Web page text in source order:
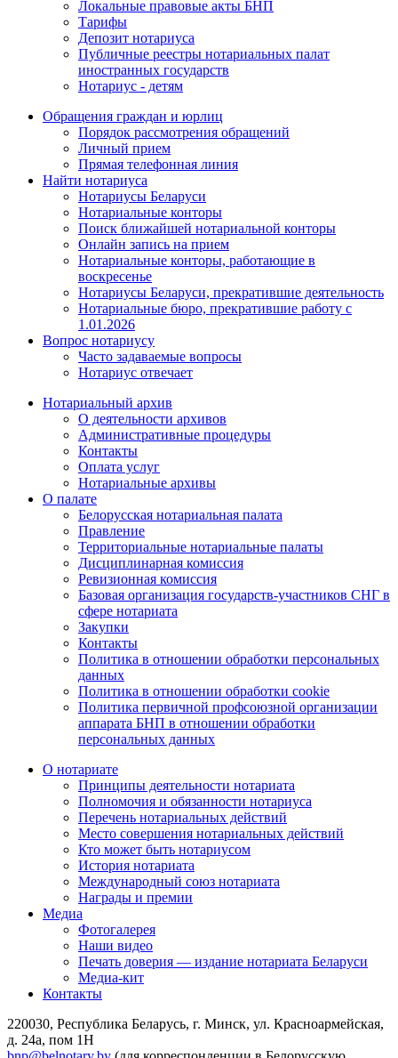
Локальные правовые акты БНП
Тарифы
Депозит нотариуса
Публичные реестры нотариальных палат
иностранных государств
Нотариус - детям
Обращения граждан и юрлиц
Порядок рассмотрения обращений
Личный прием
Прямая телефонная линия
Найти нотариуса
Нотариусы Беларуси
Нотариальные конторы
Поиск ближайшей нотариальной конторы
Онлайн запись на прием
Нотариальные конторы, работающие в
воскресенье
Нотариусы Беларуси, прекратившие деятельность
Нотариальные бюро, прекратившие работу с
1.01.2026
Вопрос нотариусу
Часто задаваемые вопросы
Нотариус отвечает
Нотариальный архив
О деятельности архивов
Административные процедуры
Контакты
Оплата услуг
Нотариальные архивы
О палате
Белорусская нотариальная палата
Правление
Территориальные нотариальные палаты
Дисциплинарная комиссия
Ревизионная комиссия
Базовая организация государств-участников СНГ в
сфере нотариата
Закупки
Контакты
Политика в отношении обработки персональных
данных
Политика в отношении обработки cookie
Политика первичной профсоюзной организации
аппарата БНП в отношении обработки
персональных данных
О нотариате
Принципы деятельности нотариата
Полномочия и обязанности нотариуса
Перечень нотариальных действий
Место совершения нотариальных действий
Кто может быть нотариусом
История нотариата
Международный союз нотариата
Награды и премии
Медиа
Фотогалерея
Наши видео
Печать доверия — издание нотариата Беларуси
Медиа-кит
Контакты
220030, Республика Беларусь, г. Минск, ул. Красноармейская,
д. 24а, пом 1Н